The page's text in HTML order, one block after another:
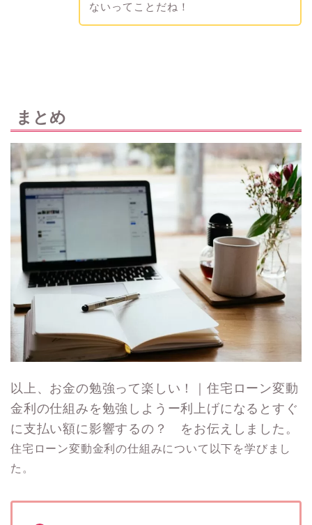
ないってことだね！
まとめ
以上、お金の勉強って楽しい！｜住宅ローン変動
金利の仕組みを勉強しようー利上げになるとすぐ
に支払い額に影響するの？ をお伝えしました。
住宅ローン変動金利の仕組みについて以下を学びまし
た。